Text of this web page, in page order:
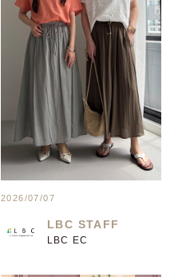
2026/07/07
LBC STAFF
LBC EC